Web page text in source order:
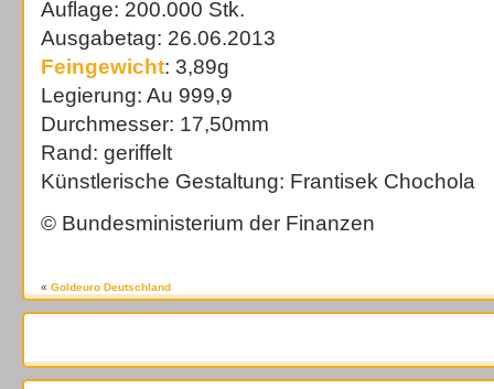
Auflage: 200.000 Stk.
Ausgabetag: 26.06.2013
Feingewicht: 3,89g
Legierung: Au 999,9
Durchmesser: 17,50mm
Rand: geriffelt
Künstlerische Gestaltung: Frantisek Chochola
© Bundesministerium der Finanzen
« Goldeuro Deutschland